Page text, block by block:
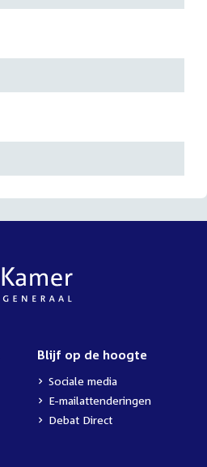
Blijf op de hoogte
Sociale media
E-mailattenderingen
Debat Direct